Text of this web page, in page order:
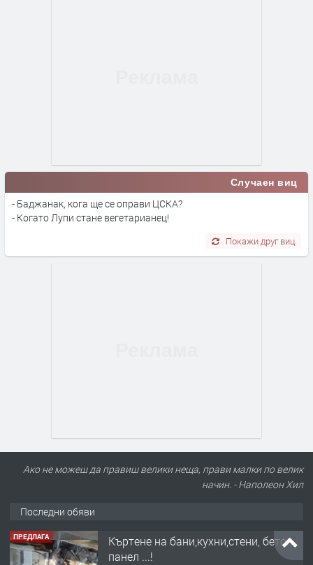
Случаен виц
- Баджанак, кога ще се оправи ЦСКА?
- Когато Лупи стане вегетарианец!
Покажи друг виц
Ако не можеш да правиш велики неща, прави малки по велик
начин. - Наполеон Хил
Последни обяви
ПРЕДЛАГА
Къртене на бани,кухни,стени, бетон,
панел ...!